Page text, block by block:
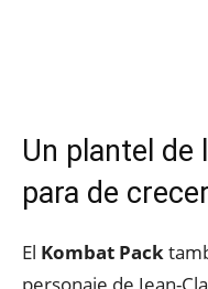
Un plantel de
para de crecer
El Kombat Pack